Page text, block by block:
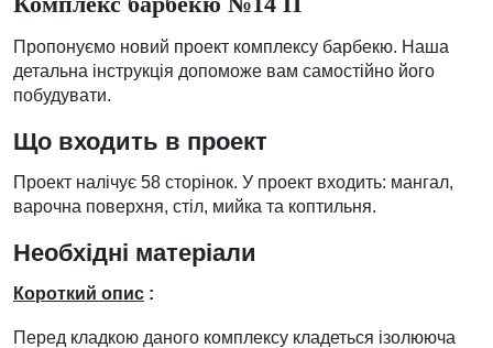
Пропонуємо новий проект комплексу барбекю. Наша
детальна інструкція допоможе вам самостійно його
побудувати.
Що входить в проект
Проект налічує 58 сторінок. У проект входить: мангал,
варочна поверхня, стіл, мийка та коптильня.
Необхідні матеріали
Короткий опис :
Перед кладкою даного комплексу кладеться ізолююча